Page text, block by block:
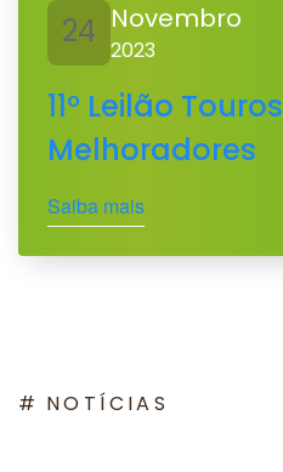
24 Novembro
2023
11º Leilão Touros
Melhoradores
Saiba mais
NOTÍCIAS